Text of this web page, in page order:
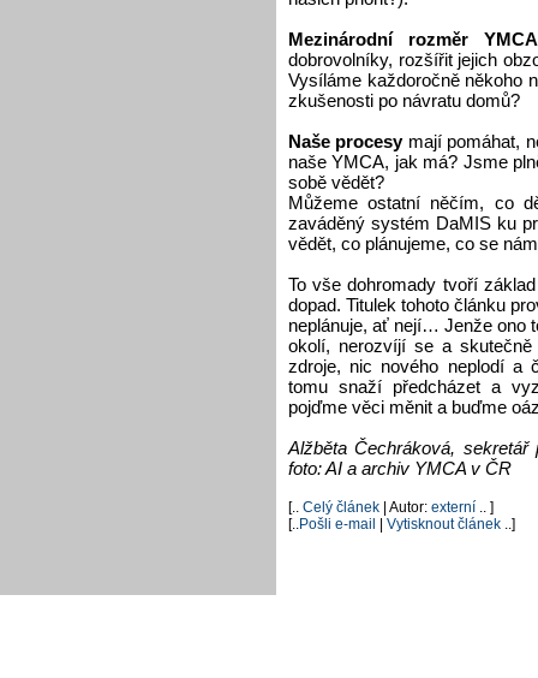
Mezinárodní rozměr
dobrovolníky, rozšířit jejich
Vysíláme každoročně někoho
zkušenosti po návratu domů?
Naše procesy mají pomáhat,
naše YMCA, jak má? Jsme
sobě vědět?
Můžeme ostatní něčím, co
zaváděný systém DaMIS ku
vědět, co plánujeme, co se
To vše dohromady tvoří
dopad. Titulek tohoto článku
neplánuje, ať nejí… Jenže ono
okolí, nerozvíjí se a
zdroje, nic nového neplodí a
tomu snaží předcházet a
pojďme věci měnit a buďme
Alžběta Čechráková,
foto: AI a archiv YMCA v ČR
[.. Celý článek | Autor: externí .. ]
[.. Pošli e-mail | Vytisknout článek ..]